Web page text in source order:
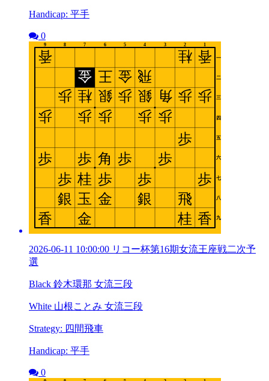
Handicap: 平手
0
2026-06-11 10:00:00 リコー杯第16期女流王座戦二次予
選
Black 鈴木環那 女流三段
White 山根ことみ 女流三段
Strategy: 四間飛車
Handicap: 平手
0